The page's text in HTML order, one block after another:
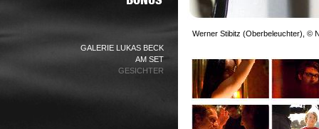
GALERIE LUKAS BECK
AM SET
GESICHTER
Werner Stibitz (Oberbeleuchter), ©